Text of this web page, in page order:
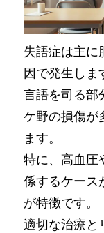
失語症は主に
因で発生しま
言語を司る部
ケ野の損傷が
ます。
特に、高血圧
係するケース
が特徴です。
適切な治療と